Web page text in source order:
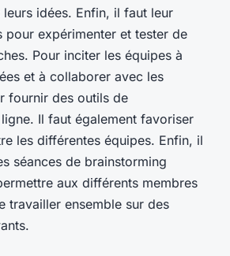
idées. Enfin, il faut leur
pour expérimenter et tester de
Pour inciter les équipes à
et à collaborer avec les
fournir des outils de
Il faut également favoriser
les différentes équipes. Enfin, il
séances de brainstorming
aux différents membres
travailler ensemble sur des